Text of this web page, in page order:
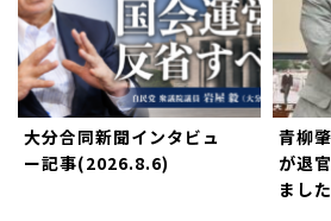
大分合同新聞インタビュ
ー記事(2026.8.6)
青柳
が退
ました